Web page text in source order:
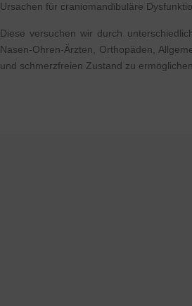
Ursachen für craniomandibuläre
Diese versuchen wir durch
Nasen-Ohren-Ärzten, Orthopäden,
und schmerzfreien Zustand zu ermöglichen.